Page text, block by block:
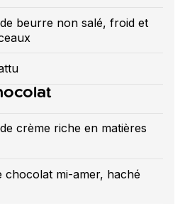
de beurre non salé, froid et
de crème riche en matières
chocolat mi-amer, haché